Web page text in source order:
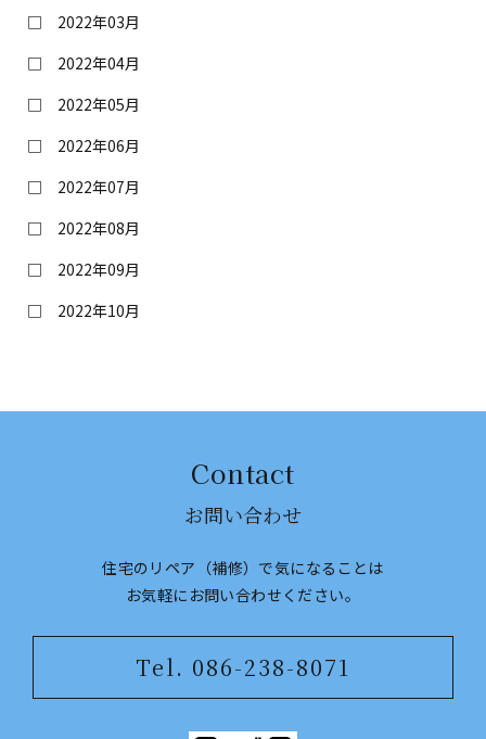
2022年03月
2022年04月
2022年05月
2022年06月
2022年07月
2022年08月
2022年09月
2022年10月
Contact
お問い合わせ
住宅のリペア（補修）で気になることは
​​​​​​​お気軽にお問い合わせください。
Tel. 086-238-8071